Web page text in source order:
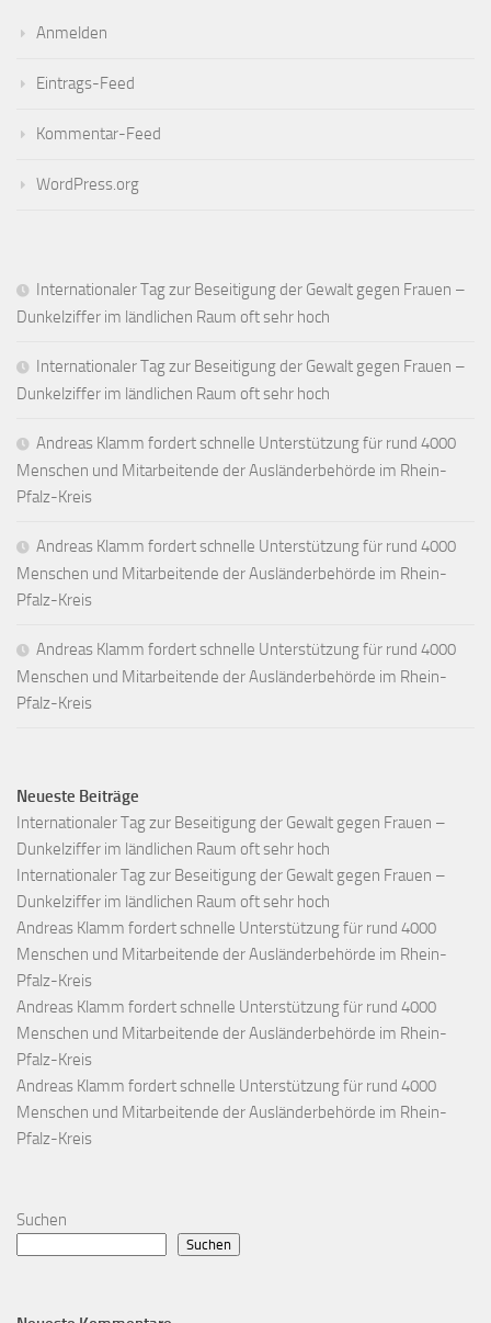
Anmelden
Eintrags-Feed
Kommentar-Feed
WordPress.org
Internationaler Tag zur Beseitigung der Gewalt gegen Frauen –
Dunkelziffer im ländlichen Raum oft sehr hoch
Internationaler Tag zur Beseitigung der Gewalt gegen Frauen –
Dunkelziffer im ländlichen Raum oft sehr hoch
Andreas Klamm fordert schnelle Unterstützung für rund 4000
Menschen und Mitarbeitende der Ausländerbehörde im Rhein-
Pfalz-Kreis
Andreas Klamm fordert schnelle Unterstützung für rund 4000
Menschen und Mitarbeitende der Ausländerbehörde im Rhein-
Pfalz-Kreis
Andreas Klamm fordert schnelle Unterstützung für rund 4000
Menschen und Mitarbeitende der Ausländerbehörde im Rhein-
Pfalz-Kreis
Neueste Beiträge
Internationaler Tag zur Beseitigung der Gewalt gegen Frauen –
Dunkelziffer im ländlichen Raum oft sehr hoch
Internationaler Tag zur Beseitigung der Gewalt gegen Frauen –
Dunkelziffer im ländlichen Raum oft sehr hoch
Andreas Klamm fordert schnelle Unterstützung für rund 4000
Menschen und Mitarbeitende der Ausländerbehörde im Rhein-
Pfalz-Kreis
Andreas Klamm fordert schnelle Unterstützung für rund 4000
Menschen und Mitarbeitende der Ausländerbehörde im Rhein-
Pfalz-Kreis
Andreas Klamm fordert schnelle Unterstützung für rund 4000
Menschen und Mitarbeitende der Ausländerbehörde im Rhein-
Pfalz-Kreis
Suchen
Suchen